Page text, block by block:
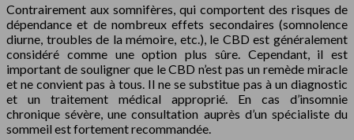
Contrairement aux somnifères, qui comportent des risques de
dépendance et de nombreux effets secondaires (somnolence
diurne, troubles de la mémoire, etc.), le CBD est généralement
considéré comme une option plus sûre. Cependant, il est
important de souligner que le CBD n’est pas un remède miracle
et ne convient pas à tous. Il ne se substitue pas à un diagnostic
et un traitement médical approprié. En cas d’insomnie
chronique sévère, une consultation auprès d’un spécialiste du
sommeil est fortement recommandée.